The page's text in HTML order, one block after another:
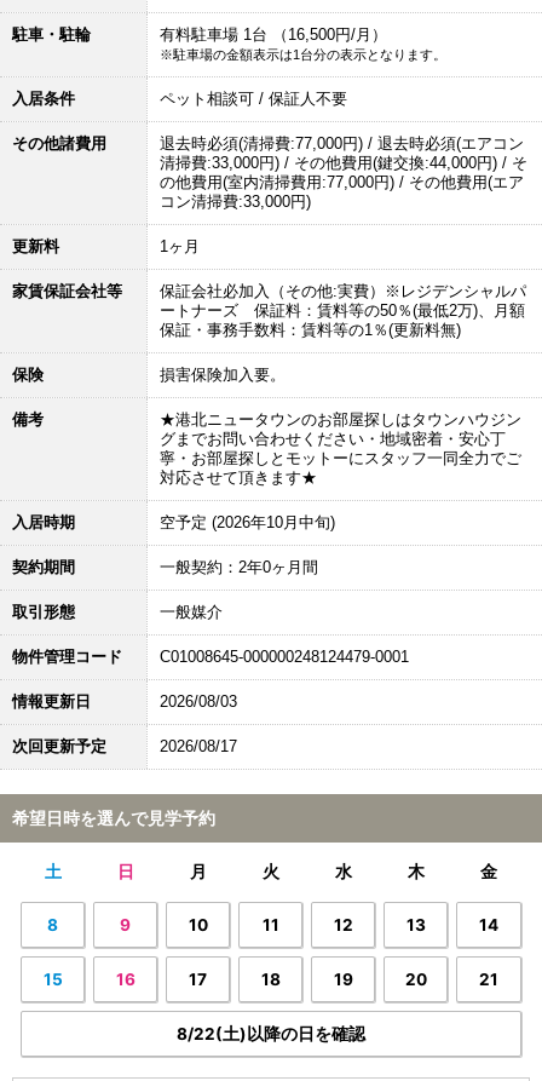
駐車・駐輪 有料駐車場 1台 （16,500円/月）
※駐車場の金額表示は1台分の表示となります。
入居条件 ペット相談可 / 保証人不要
その他諸費用
退去時必須(清掃費:77,000円) / 退去時必須(エアコン
清掃費:33,000円) / その他費用(鍵交換:44,000円) / そ
の他費用(室内清掃費用:77,000円) / その他費用(エア
コン清掃費:33,000円)
更新料 1ヶ月
家賃保証会社等
保証会社必加入（その他:実費）※レジデンシャルパ
ートナーズ 保証料：賃料等の50％(最低2万)、月額
保証・事務手数料：賃料等の1％(更新料無)
保険 損害保険加入要。
備考
★港北ニュータウンのお部屋探しはタウンハウジン
グまでお問い合わせください・地域密着・安心丁
寧・お部屋探しとモットーにスタッフ一同全力でご
対応させて頂きます★
入居時期 空予定 (2026年10月中旬)
契約期間 一般契約：2年0ヶ月間
取引形態 一般媒介
物件管理コード C01008645-000000248124479-0001
情報更新日 2026/08/03
次回更新予定 2026/08/17
希望日時を選んで見学予約
土 日 月 火 水 木 金
8 9 10 11 12 13 14
15 16 17 18 19 20 21
8/22(土)以降の日を確認